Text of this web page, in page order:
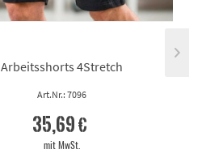
Arbeitsshorts 4Stretch
Art.Nr.: 7096
35,69 €
mit MwSt.